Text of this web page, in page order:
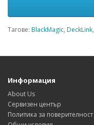
Тагове: BlackMagic, DeckLink,
Информация
About Us
Сервизен център
Политика за поверителност